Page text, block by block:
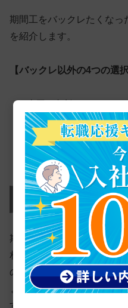
期間工をバックレたくな
を紹介します。
【バックレ以外の4つの選択
契約満了まで耐える
辞めたいと伝える
退職代行サービスを活
選択肢1．上司に相談
期間工をバックレる前に取
相談すること』です。仕事
のか、
自分が辛いと思っ
ょう。期間工の採用活動に
す。保証はできませんが